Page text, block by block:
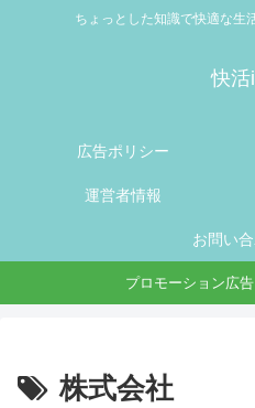
ちょっとした知識で快適な生
快活
広告ポリシー
運営者情報
お問い
プロモーション広
株式会社